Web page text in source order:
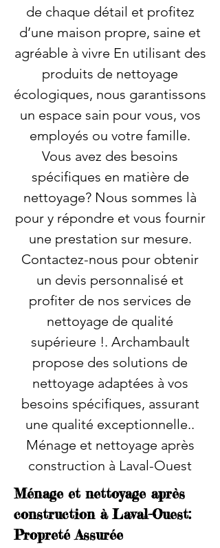
de chaque détail et profitez
d’une maison propre, saine et
agréable à vivre En utilisant des
produits de nettoyage
écologiques, nous garantissons
un espace sain pour vous, vos
employés ou votre famille.
Vous avez des besoins
spécifiques en matière de
nettoyage? Nous sommes là
pour y répondre et vous fournir
une prestation sur mesure.
Contactez-nous pour obtenir
un devis personnalisé et
profiter de nos services de
nettoyage de qualité
supérieure !. Archambault
propose des solutions de
nettoyage adaptées à vos
besoins spécifiques, assurant
une qualité exceptionnelle..
Ménage et nettoyage après
construction à Laval-Ouest
Ménage et nettoyage après
construction à Laval-Ouest:
Propreté Assurée